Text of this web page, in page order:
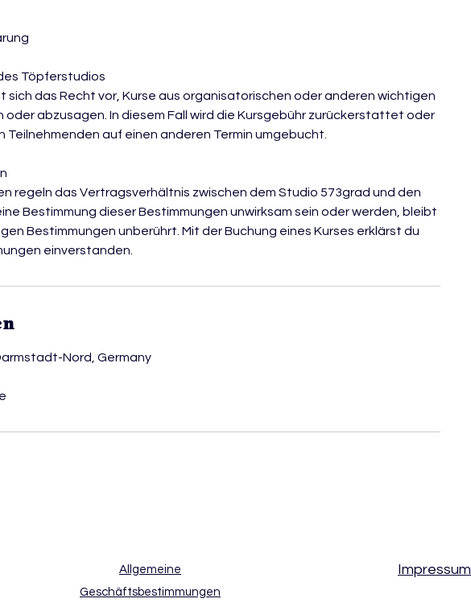
Töpferstudios
sich das Recht vor, Kurse aus organisatorischen oder anderen wichtigen
oder abzusagen. In diesem Fall wird die Kursgebühr zurückerstattet oder
Teilnehmenden auf einen anderen Termin umgebucht.
regeln das Vertragsverhältnis zwischen dem Studio 573grad und den
Bestimmung dieser Bestimmungen unwirksam sein oder werden, bleibt
Bestimmungen unberührt. Mit der Buchung eines Kurses erklärst du
einverstanden.
Nord, Germany
Allgemeine
Geschäftsbestimmungen
Impressum